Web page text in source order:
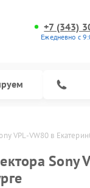
+7 (343)
Ежедневно с
VPL-VW80 в
Sony